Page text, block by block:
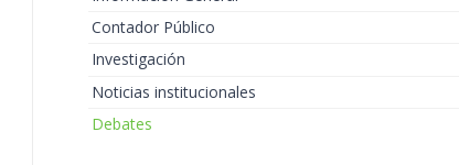
Contador Público
Investigación
Noticias institucionales
Debates